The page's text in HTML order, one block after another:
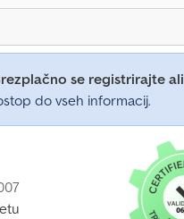
se registrirajte ali
do vseh informacij.